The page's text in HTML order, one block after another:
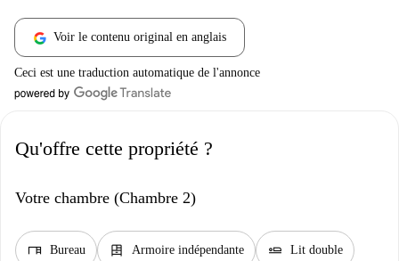
Voir le contenu original en anglais
Ceci est une traduction automatique de l'annonce
Qu'offre cette propriété ?
Votre chambre (Chambre 2)
desk Bureau dresser Armoire indépendante airline_seat_flat Lit double